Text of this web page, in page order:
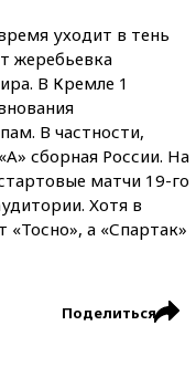
уходит в тень
жеребьевка
В Кремле 1
В частности,
сборная России. На
матчи 19-го
Хотя в
а «Спартак»
Поделиться